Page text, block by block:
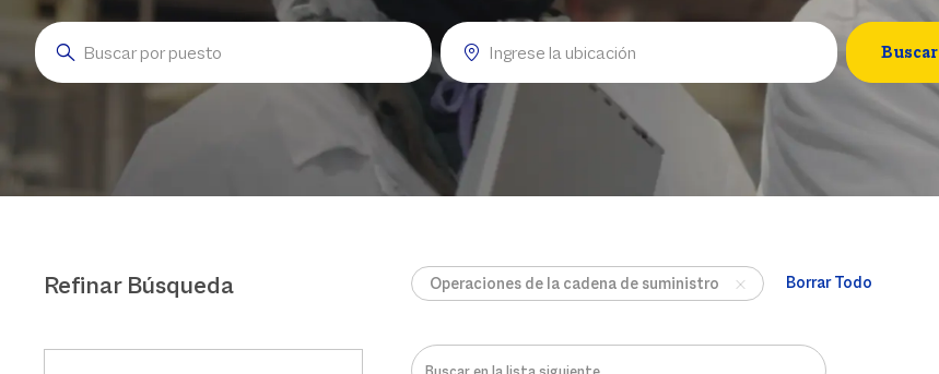
Search for Job Title
Enter Location
Buscar
Refinar Búsqueda Operaciones de la cadena de suministro Borrar Todo
Buscar en la lista siguiente